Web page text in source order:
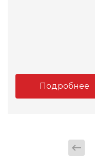
Подробнее